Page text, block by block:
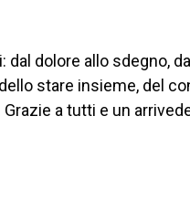
dolore allo sdegno,
stare insieme, del
a tutti e un